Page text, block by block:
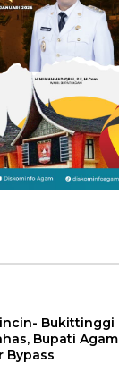
Bukittinggi
Bupati Agam
Bypass